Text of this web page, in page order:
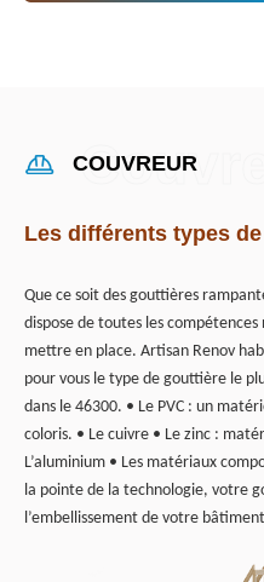
COUVREUR
Les différents types
Que ce soit des gouttières
dispose de toutes les
mettre en place. Artisan Renov
pour vous le type de gouttière le
dans le 46300. • Le PVC : un
coloris. • Le cuivre • Le zinc :
L’aluminium • Les matériaux
la pointe de la technologie, votre
l’embellissement de votre